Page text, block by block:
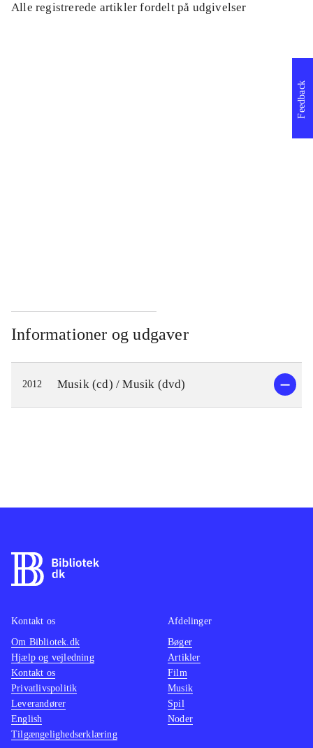
Alle registrerede artikler fordelt på udgivelser
Informationer og udgaver
2012 Musik (cd) / Musik (dvd)
Feedback
Kontakt os
Om Bibliotek.dk
Hjælp og vejledning
Kontakt os
Privatlivspolitik
Leverandører
English
Tilgængelighedserklæring
Afdelinger
Bøger
Artikler
Film
Musik
Spil
Noder